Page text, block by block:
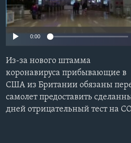
Learning English
Языки
0:00
Из-за нового штамма
коронавируса прибывающие в
США из Британии обязаны
самолет предоставить
дней отрицательный тест на